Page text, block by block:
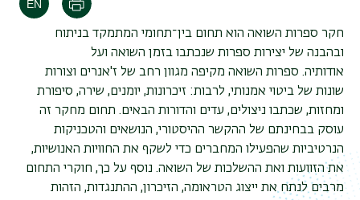
הדפסה
חקר ספרות השואה הוא תחום בין־תחומי המתמקד בניתוח
ובהבנה של יצירות ספרות שנכתבו בזמן השואה ועל
אודותיה. ספרות השואה מקיפה מגוון רחב של ז'אנרים וצורות
שונות של ביטוי אמנותי, לרבות: זיכרונות, יומנים, שירה, סיפורת
ומחזות, שכתבו ניצולים, עדים והדורות הבאים. תחום מחקר זה
עוסק בבחינתם של ההקשר ההיסטורי, הנושאים והטכניקות
הנרטיביות שהפעילו המחברים כדי לשקף את החוויות האנושיות,
את הזוועות ואת ההשלכות של השואה. נוסף על כך, חוקרי התחום
מרבים לנתח את ייצוג הטראומה, הזיכרון, ההתנגדות, הזהות